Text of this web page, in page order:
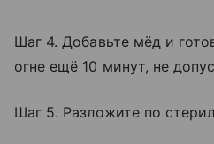
Шаг 4. Добавьте мёд и
огне ещё 10 минут, не
Шаг 5. Разложите по